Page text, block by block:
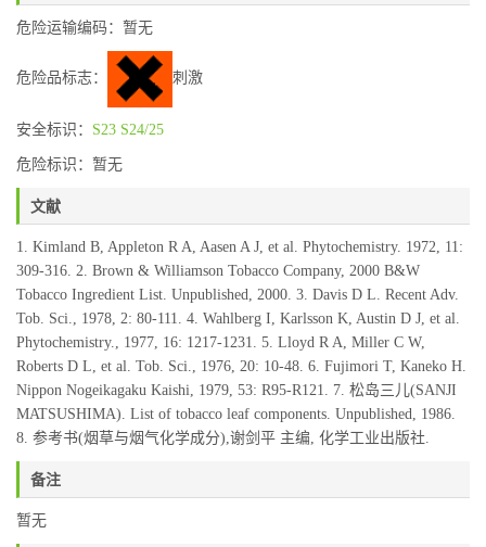
危险运输编码：暂无
危险品标志： 刺激
安全标识： S23 S24/25
危险标识：暂无
文献
1. Kimland B, Appleton R A, Aasen A J, et al. Phytochemistry. 1972, 11:
309-316. 2. Brown & Williamson Tobacco Company, 2000 B&W
Tobacco Ingredient List. Unpublished, 2000. 3. Davis D L. Recent Adv.
Tob. Sci., 1978, 2: 80-111. 4. Wahlberg I, Karlsson K, Austin D J, et al.
Phytochemistry., 1977, 16: 1217-1231. 5. Lloyd R A, Miller C W,
Roberts D L, et al. Tob. Sci., 1976, 20: 10-48. 6. Fujimori T, Kaneko H.
Nippon Nogeikagaku Kaishi, 1979, 53: R95-R121. 7. 松岛三儿(SANJI
MATSUSHIMA). List of tobacco leaf components. Unpublished, 1986.
8. 参考书(烟草与烟气化学成分),谢剑平 主编, 化学工业出版社.
备注
暂无